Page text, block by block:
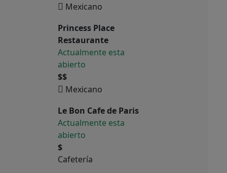
Mexicano
Princess Place
Restaurante
Actualmente esta
abierto
$$
Mexicano
Le Bon Cafe de Paris
Actualmente esta
abierto
$
Cafetería